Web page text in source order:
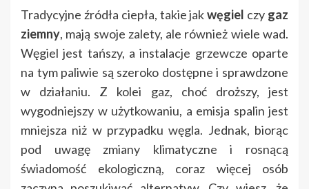
Tradycyjne źródła ciepła, takie jakwęgiel czy gaz
ziemny, mają swoje zalety, ale również wiele wad.
Węgiel jest tańszy, a instalacje grzewcze oparte
na tym paliwie są szeroko dostępne i sprawdzone
w działaniu. Z kolei gaz, choć droższy, jest
wygodniejszy w użytkowaniu, a emisja spalin jest
mniejsza niż w przypadku węgla. Jednak, biorąc
pod uwagę zmiany klimatyczne i rosnącą
świadomość ekologiczną, coraz więcej osób